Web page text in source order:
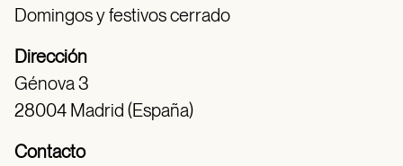
Domingos y festivos cerrado
Dirección
Génova 3
28004 Madrid (España)
Contacto